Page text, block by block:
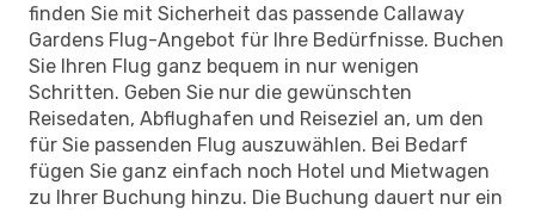
finden Sie mit Sicherheit das passende Callaway
Gardens Flug-Angebot für Ihre Bedürfnisse. Buchen
Sie Ihren Flug ganz bequem in nur wenigen
Schritten. Geben Sie nur die gewünschten
Reisedaten, Abflughafen und Reiseziel an, um den
für Sie passenden Flug auszuwählen. Bei Bedarf
fügen Sie ganz einfach noch Hotel und Mietwagen
zu Ihrer Buchung hinzu. Die Buchung dauert nur ein